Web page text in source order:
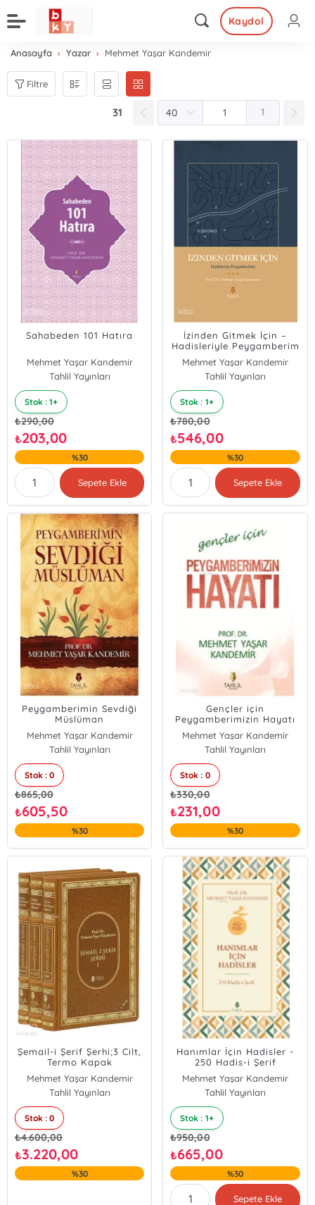
Kaydol
Anasayfa Yazar Mehmet Yaşar Kandemir
Filtre
31 1
Sahabeden 101 Hatıra
Mehmet Yaşar Kandemir
Tahlil Yayınları
Stok : 1+
₺290,00
₺203,00
%30
Sepete Ekle
İzinden Gitmek İçin –
Hadisleriyle Peygamberim
Mehmet Yaşar Kandemir
Tahlil Yayınları
Stok : 1+
₺780,00
₺546,00
%30
Sepete Ekle
Peygamberimin Sevdiği
Müslüman
Mehmet Yaşar Kandemir
Tahlil Yayınları
Stok : 0
₺865,00
₺605,50
%30
Gençler için
Peygamberimizin Hayatı
Mehmet Yaşar Kandemir
Tahlil Yayınları
Stok : 0
₺330,00
₺231,00
%30
Şemail-i Şerif Şerhi;3 Cilt,
Termo Kapak
Mehmet Yaşar Kandemir
Tahlil Yayınları
Stok : 0
₺4.600,00
₺3.220,00
%30
Hanımlar İçin Hadisler -
250 Hadis-i Şerif
Mehmet Yaşar Kandemir
Tahlil Yayınları
Stok : 1+
₺950,00
₺665,00
%30
Sepete Ekle